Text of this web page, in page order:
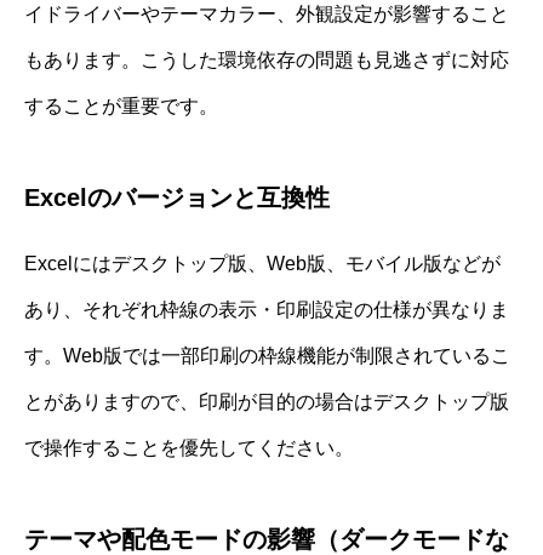
イドライバーやテーマカラー、外観設定が影響すること
もあります。こうした環境依存の問題も見逃さずに対応
することが重要です。
Excelのバージョンと互換性
Excelにはデスクトップ版、Web版、モバイル版などが
あり、それぞれ枠線の表示・印刷設定の仕様が異なりま
す。Web版では一部印刷の枠線機能が制限されているこ
とがありますので、印刷が目的の場合はデスクトップ版
で操作することを優先してください。
テーマや配色モードの影響（ダークモードな